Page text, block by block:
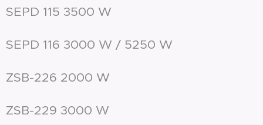
SEPD 115 3500 W
SEPD 116 3000 W / 5250 W
ZSB-226 2000 W
ZSB-229 3000 W